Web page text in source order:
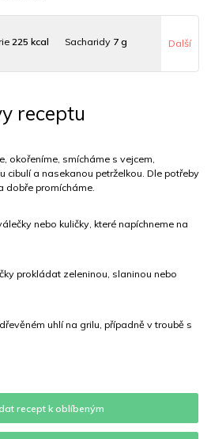
225 kcal Sacharidy 7 g
Cholesterol138.8 mg
Vláknina 1501.5 mg
Vitamín B60.6 mg
Vitamín C6.6 mg
Další
receptu
okořeníme, smícháme s vejcem,
cibulí a nasekanou petrželkou. Dle potřeby
dobře promícháme.
nebo kuličky, které napíchneme na
prokládat zeleninou, slaninou nebo
uhlí na grilu, případně v troubě s
recept k oblíbeným